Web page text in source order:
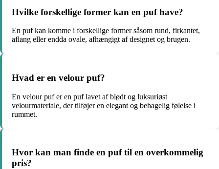
Hvilke forskellige former kan en puf have?
En puf kan komme i forskellige former såsom rund, firkantet,
aflang eller endda ovale, afhængigt af designet og brugen.
Hvad er en velour puf?
En velour puf er en puf lavet af blødt og luksuriøst
velourmateriale, der tilføjer en elegant og behagelig følelse i
rummet.
Hvor kan man finde en puf til en overkommelig
pris?